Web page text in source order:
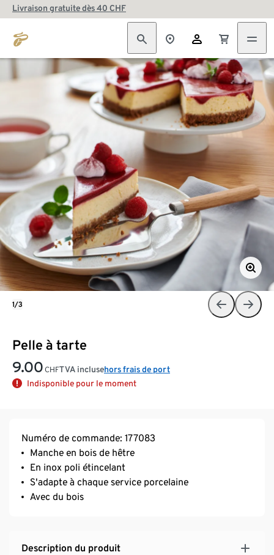
Livraison gratuite dès 40 CHF
Pelle à tarte
9.00 CHFTVA inclusehors frais de port
Indisponible pour le moment
1/3
Numéro de commande: 177083
Manche en bois de hêtre
En inox poli étincelant
S'adapte à chaque service porcelaine
Avec du bois
Description du produit